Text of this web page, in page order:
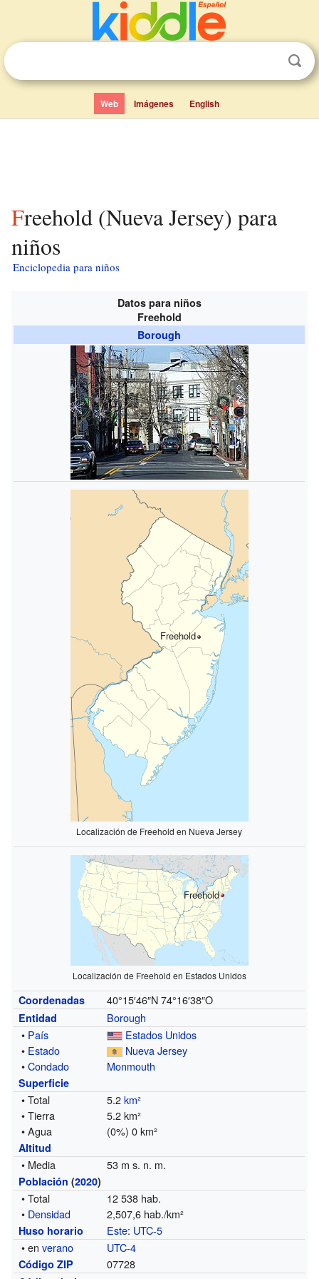
Web Imágenes English
Freehold (Nueva Jersey) para
niños
Enciclopedia para niños
Datos para niños
Freehold
Borough
Freehold
Localización de Freehold en Nueva Jersey
Freehold
Localización de Freehold en Estados Unidos
Coordenadas 40°15′46″N 74°16′38″O
Entidad
Borough
• País
Estados Unidos
• Estado
Nueva Jersey
•Condado Monmouth
Superficie
• Total 5.2km²
• Tierra
5.2 km²
• Agua
(0%) 0 km²
Altitud
• Media 53 m s. n. m.
Población (2020)
• Total
12 538 hab.
• Densidad 2,507,6 hab./km²
Huso horario Este: UTC-5
• enverano UTC-4
Código ZIP 07728